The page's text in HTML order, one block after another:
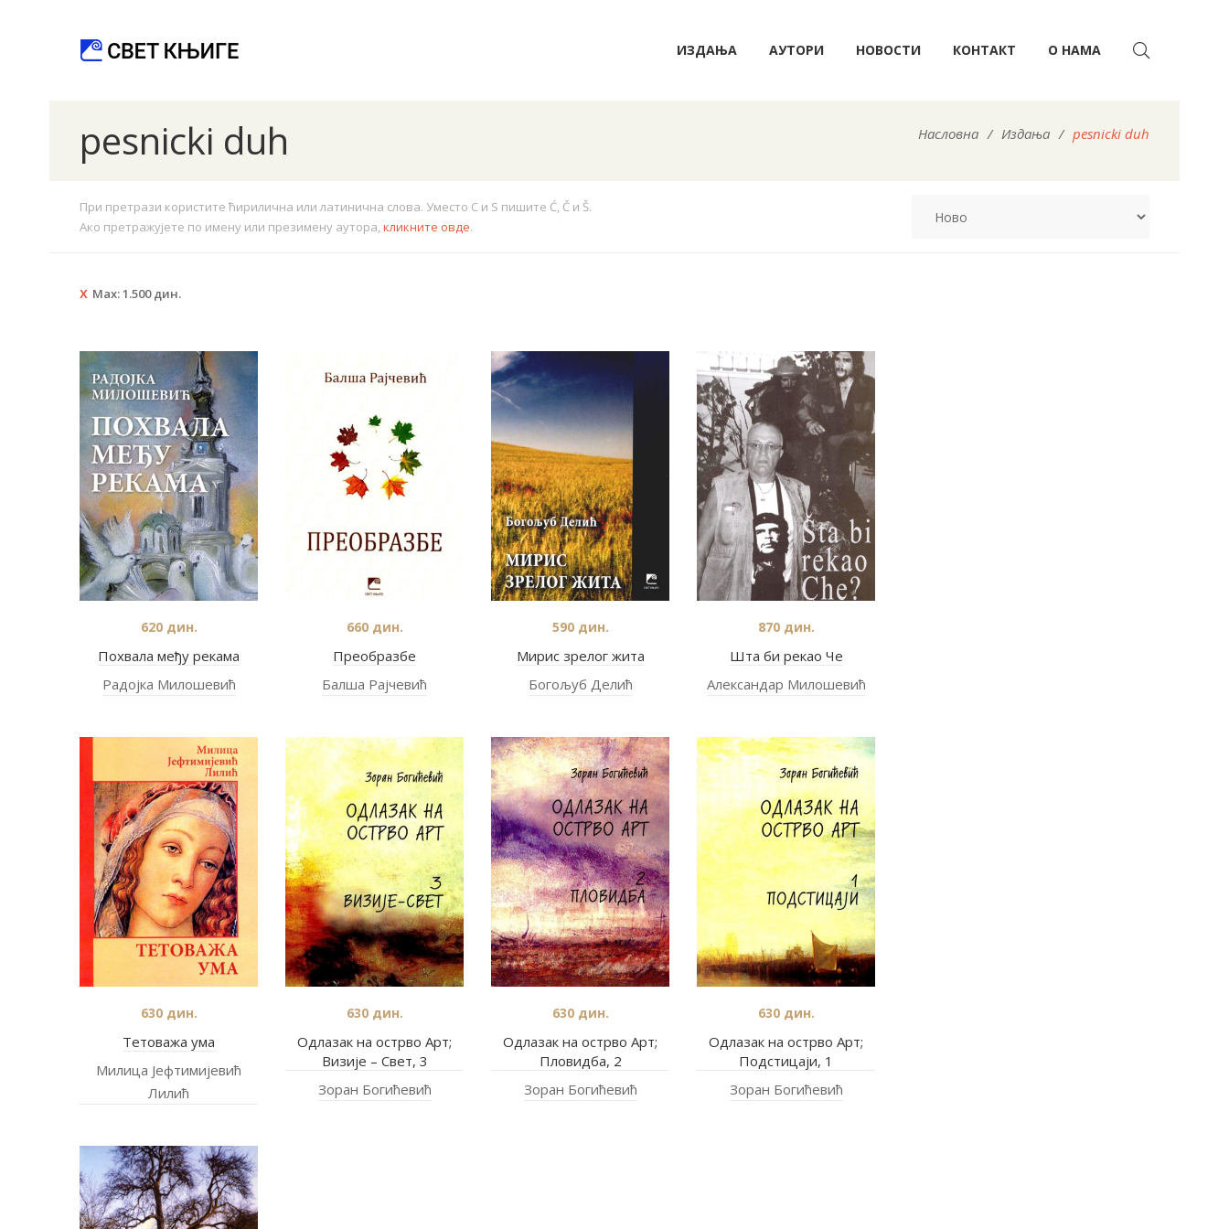
ИЗДАЊА АУТОРИ НОВОСТИ КОНТАКТ О НАМА
pesnicki duh Насловна / Издања / pesnicki duh
При претрази користите ћирилична или латинична слова. Уместо C и S пишите Ć, Č и Š.
Ако претражујете по имену или презимену аутора,кликните овде.
Max:1.500дин.
Похвала међу рекама
620дин.
Радојка Милошевић
Преобразбе
660дин.
Балша Рајчевић
Мирис зрелог жита
590дин.
Богољуб Делић
Шта би рекао Че
870дин.
Александар Милошевић
Тетоважа ума
630дин.
Милица Јефтимијевић
Лилић
Одлазак на острво Арт;
Визије – Свет, 3
630дин.
Зоран Богићевић
Одлазак на острво Арт;
Пловидба, 2
630дин.
Зоран Богићевић
Одлазак на острво Арт;
Подстицаји, 1
630дин.
Зоран Богићевић